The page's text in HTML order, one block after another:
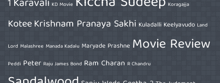
1
KD Movie Koragajja
KoteeKrishnam Pranaya Sakhi Kuladalli Keelyavudo Land
Lord Malashree Manada Kadalu Maryade Prashne Movie Review
Peddi Peter Raju James Bond Ram Charan R Chandru